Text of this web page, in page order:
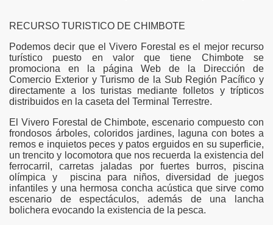
RECURSO TURISTICO DE CHIMBOTE
Podemos decir que el Vivero Forestal es el mejor recurso
turístico puesto en valor que tiene Chimbote se
promociona en la página Web de la Dirección de
Comercio Exterior y Turismo de la Sub Región Pacífico y
directamente a los turistas mediante folletos y trípticos
distribuidos en la caseta del Terminal Terrestre.
El Vivero Forestal de Chimbote, escenario compuesto con
frondosos árboles, coloridos jardines, laguna con botes a
remos e inquietos peces y patos erguidos en su superficie,
un trencito y locomotora que nos recuerda la existencia del
ferrocarril, carretas jaladas por fuertes burros, piscina
olímpica y piscina para niños, diversidad de juegos
infantiles y una hermosa concha acústica que sirve como
escenario de espectáculos, además de una lancha
bolichera evocando la existencia de la pesca.
de Chimbote
primera vuelta a la provincia del Santa
que dejas en las playas